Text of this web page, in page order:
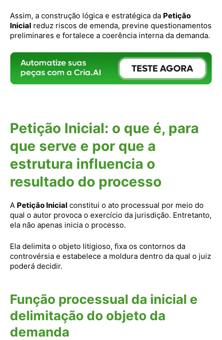
Assim, a construção lógica e estratégica da Petição
Inicial reduz riscos de emenda, previne questionamentos
preliminares e fortalece a coerência interna da demanda.
Petição Inicial: o que é, para
que serve e por que a
estrutura influencia o
resultado do processo
A Petição Inicial constitui o ato processual por meio do
qual o autor provoca o exercício da jurisdição. Entretanto,
ela não apenas inicia o processo.
Ela delimita o objeto litigioso, fixa os contornos da
controvérsia e estabelece a moldura dentro da qual o juiz
poderá decidir.
Função processual da inicial e
delimitação do objeto da
demanda